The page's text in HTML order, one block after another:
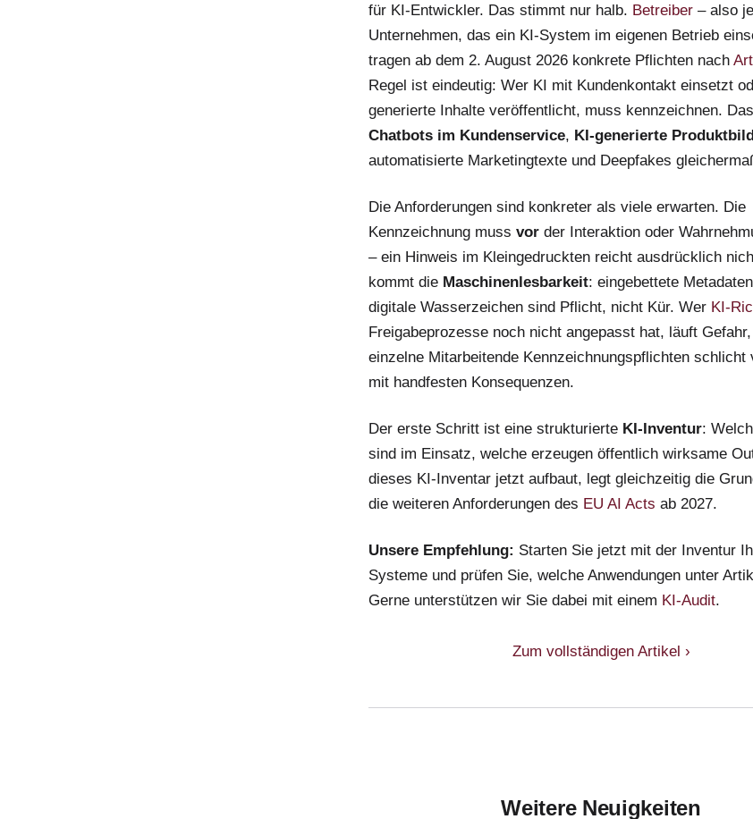
für KI-Entwickler. Das stimmt nur halb. Betreiber – also
Unternehmen, das ein KI-System im eigenen Betrieb
tragen ab dem 2. August 2026 konkrete Pflichten nach
Regel ist eindeutig: Wer KI mit Kundenkontakt einsetzt
generierte Inhalte veröffentlicht, muss kennzeichnen.
Chatbots im Kundenservice, KI-generierte
automatisierte Marketingtexte und Deepfakes
Die Anforderungen sind konkreter als viele erwarten. Die
Kennzeichnung muss vor der Interaktion oder
– ein Hinweis im Kleingedruckten reicht ausdrücklich
kommt die Maschinenlesbarkeit: eingebettete
digitale Wasserzeichen sind Pflicht, nicht Kür. Wer KI-
Freigabeprozesse noch nicht angepasst hat, läuft
einzelne Mitarbeitende Kennzeichnungspflichten schlicht
mit handfesten Konsequenzen.
Der erste Schritt ist eine strukturierte KI-Inventur:
sind im Einsatz, welche erzeugen öffentlich wirksame
dieses KI-Inventar jetzt aufbaut, legt gleichzeitig die
die weiteren Anforderungen des EU AI Acts ab 2027.
Unsere Empfehlung: Starten Sie jetzt mit der Inventur
Systeme und prüfen Sie, welche Anwendungen unter
Gerne unterstützen wir Sie dabei mit einem KI-Audit.
Zum vollständigen Artikel ›
Weitere Neuigkeiten